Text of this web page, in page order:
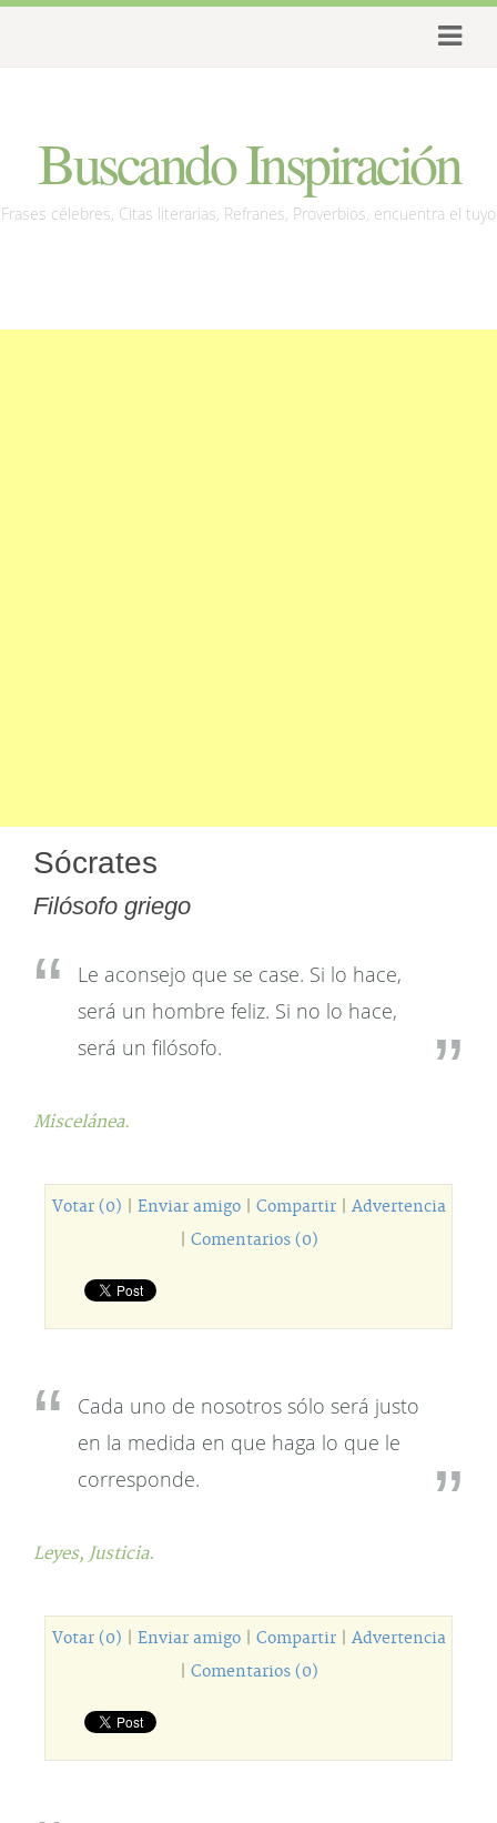
Buscando Inspiración
Frases célebres, Citas literarias, Refranes, Proverbios, encuentra el tuyo
Sócrates
Filósofo griego
Le aconsejo que se case. Si lo hace,
será un hombre feliz. Si no lo hace,
será un filósofo.
Miscelánea.
Votar (0) Enviar amigo| Compartir| Advertencia
Comentarios (0)
Cada uno de nosotros sólo será justo
en la medida en que haga lo que le
corresponde.
Leyes, Justicia.
Votar (0) Enviar amigo| Compartir| Advertencia
Comentarios (0)